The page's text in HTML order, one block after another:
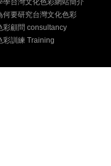
學台灣文化色彩網站簡介
何要研究台灣文化色彩
彩顧問 consultancy
彩訓練 Training